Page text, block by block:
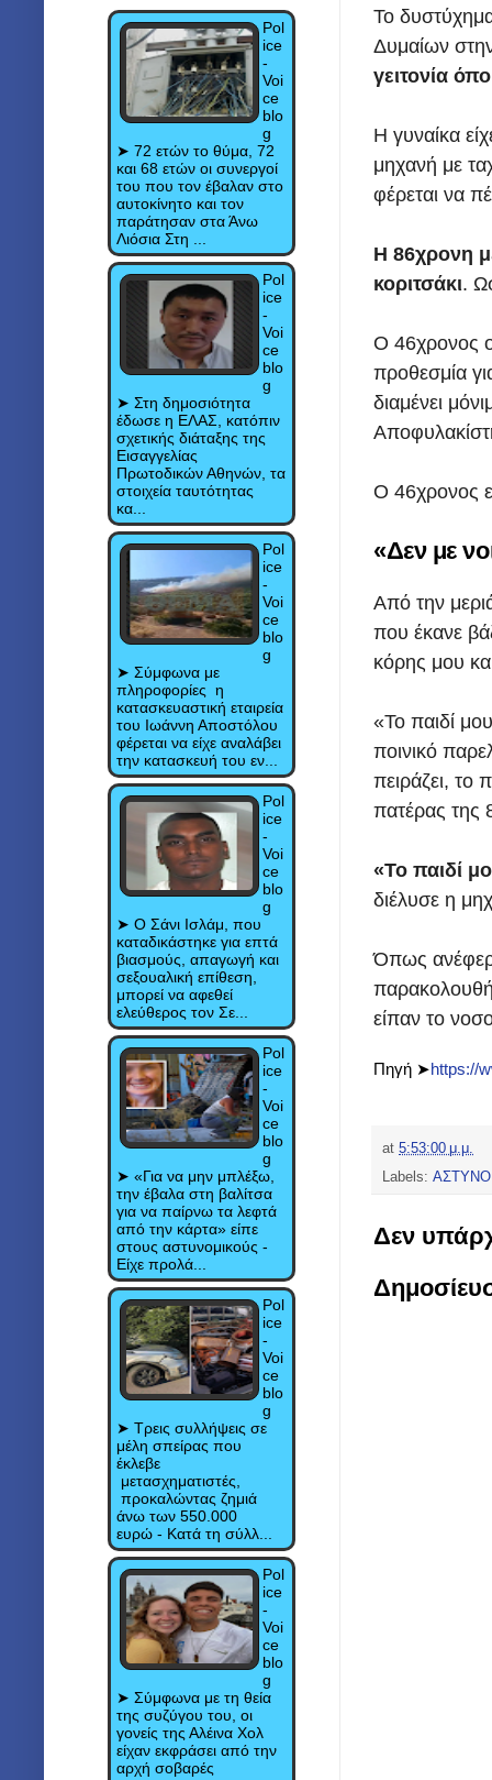
Το
Δυμαίων
γειτονία
Η γυναίκα
μηχανή με
φέρεται να
Η 86χρονη
κοριτσάκι.
Ο 46χρονος
προθεσμία
διαμένει
Ο 46χρονος
«Δεν με
Από την
που έκανε
κόρης μου
«Το παιδί
ποινικό
πειράζει, το
πατέρας της
«Το παιδί
διέλυσε η
Όπως
είπαν το
Πηγή ➤https://
at 5:53:00 μ.μ.
Labels:
Δεν
Pol
ice
-
Voi
ce
blo
g
➤ 72 ετών το θύμα, 72
και 68 ετών οι συνεργοί
του που τον έβαλαν στο
αυτοκίνητο και τον
παράτησαν στα Άνω
Λιόσια Στη ...
Pol
ice
-
Voi
ce
blo
g
➤ Στη δημοσιότητα
έδωσε η ΕΛΑΣ, κατόπιν
σχετικής διάταξης της
Εισαγγελίας
Πρωτοδικών Αθηνών, τα
στοιχεία ταυτότητας
κα...
Pol
ice
-
Voi
ce
blo
g
➤ Σύμφωνα με
πληροφορίες η
κατασκευαστική εταιρεία
του Ιωάννη Αποστόλου
φέρεται να είχε αναλάβει
την κατασκευή του εν...
Pol
ice
-
Voi
ce
blo
g
➤ Ο Σάνι Ισλάμ, που
καταδικάστηκε για επτά
βιασμούς, απαγωγή και
σεξουαλική επίθεση,
μπορεί να αφεθεί
ελεύθερος τον Σε...
Pol
ice
-
Voi
ce
blo
g
➤ «Για να μην μπλέξω,
την έβαλα στη βαλίτσα
για να παίρνω τα λεφτά
από την κάρτα» είπε
στους αστυνομικούς -
Είχε προλά...
Pol
ice
-
Voi
ce
blo
g
➤ Τρεις συλλήψεις σε
μέλη σπείρας που
έκλεβε
μετασχηματιστές,
προκαλώντας ζημιά
άνω των 550.000
ευρώ - Κατά τη σύλλ...
Pol
ice
-
Voi
ce
blo
g
➤ Σύμφωνα με τη θεία
της συζύγου του, οι
γονείς της Αλέινα Χολ
είχαν εκφράσει από την
αρχή σοβαρές